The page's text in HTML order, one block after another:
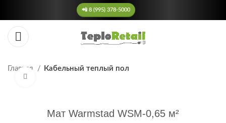
📲 8 (995) 378-5000
Главная Кабельный теплый пол
Мат Warmstad WSM-0,65 м²